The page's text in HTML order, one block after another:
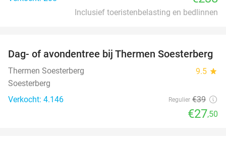
Inclusief toeristenbelasting en bedlinnen
29%
Dag- of avondentree bij Thermen Soesterberg
Thermen Soesterberg 9.5 star
Soesterberg
Verkocht: 4.146
Regulier €39
€27,50